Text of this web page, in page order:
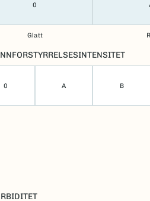
0
Glatt
0 A B